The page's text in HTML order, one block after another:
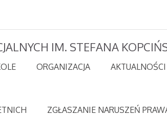
IM. STEFANA
ORGANIZACJA AKTUALNOŚCI
ZGŁASZANIE NARUSZEŃ